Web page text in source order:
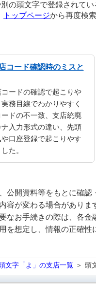
の頭文字で登録されて
トップページから再度検
コード確認時のミスと
ードの確認で起こりや
務目線でわかりやすく
ドの不一致、支店統廃
入力形式の違い、先頭
口座登録で起こりやす
た。
公開資料等をもとに確
容が変わる場合がありま
なお手続きの際は、各金
を想定し、情報の正確性
文字「よ」の支店一覧 頭